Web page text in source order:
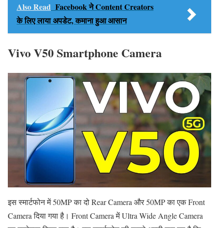
Also Read Facebook ने Content Creators
के लिए लाया अपडेट, कमाना हुआ आसान
Vivo V50 Smartphone Camera
इस स्मार्टफोन में 50MP का दो Rear Camera और 50MP का एक Front
Camera दिया गया है। Front Camera में Ultra Wide Angle Camera